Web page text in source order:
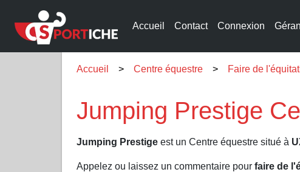
Accueil Contact Connexion
Accueil Centre équestre Faire de
Jumping Prestige
Jumping Prestige est un Centre équestre situé à
Appelez ou laissez un commentaire pour faire de